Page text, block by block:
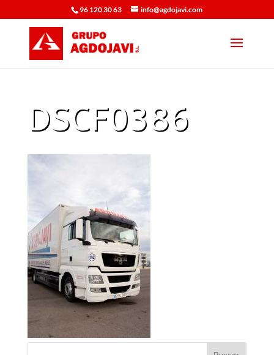
96 120 30 63 info@agdojavi.com
DSCF0386